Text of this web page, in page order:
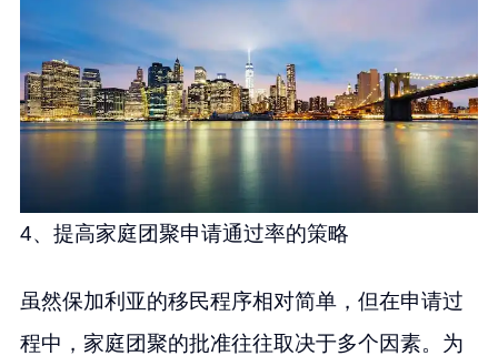
4、提高家庭团聚申请通过率的策略
虽然保加利亚的移民程序相对简单，但在申请过
程中，家庭团聚的批准往往取决于多个因素。为